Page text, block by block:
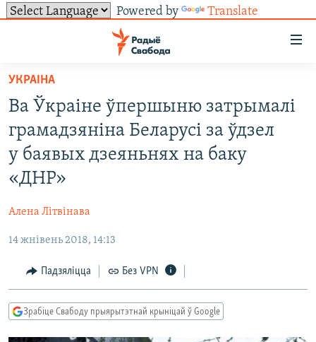
Powered by Translate
ўнівэрсальнага
доступу
Перайсьці
да
галоўнага
зьместу
Перайсьці
да
галоўнай
Перайсьці
пошуку
НАВІНЫ
УСЕ НАВІНЫ
ВІДЭА І ФОТА
ЛЮДЗІ
ВАЙНА
БЕЛАРУСЫ НА ВАЙНЕ
КУЛЬТУРА
ТОЛЬКІ НА СВАБОДЗЕ
ТЭСТЫ
БЛОГІ
КНІГІ
АЎДЫЁКНІГІ
МОВА
СУВЯЗЬ
АБЫСЬЦІ БЛЯКАВАНЬНЕ
ПАДПІСАЦЦА
FACEBOOK
TWITTER
САЧЫЦЕ ЗА АБНАЎЛЕНЬНЯМІ
Усе сайты РС/РСЭ
УКРАІНА
Ва Ўкраіне ўпершыню затрымалі
грамадзяніна Беларусі за ўдзел
у баявых дзеяньнях на баку
«ДНР»
Алена Літвінава
14 жнівень 2018, 14:13
Падзяліцца Без VPN
Зрабіце Свабоду прыярытэтнай крыніцай ў Google